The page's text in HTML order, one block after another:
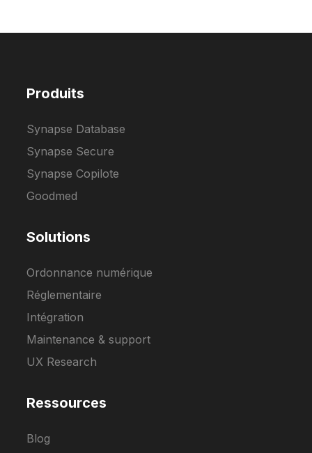
Produits
Synapse Database
Synapse Secure
Synapse Copilote
Goodmed
Solutions
Ordonnance numérique
Réglementaire
Intégration
Maintenance & support
UX Research
Ressources
Blog